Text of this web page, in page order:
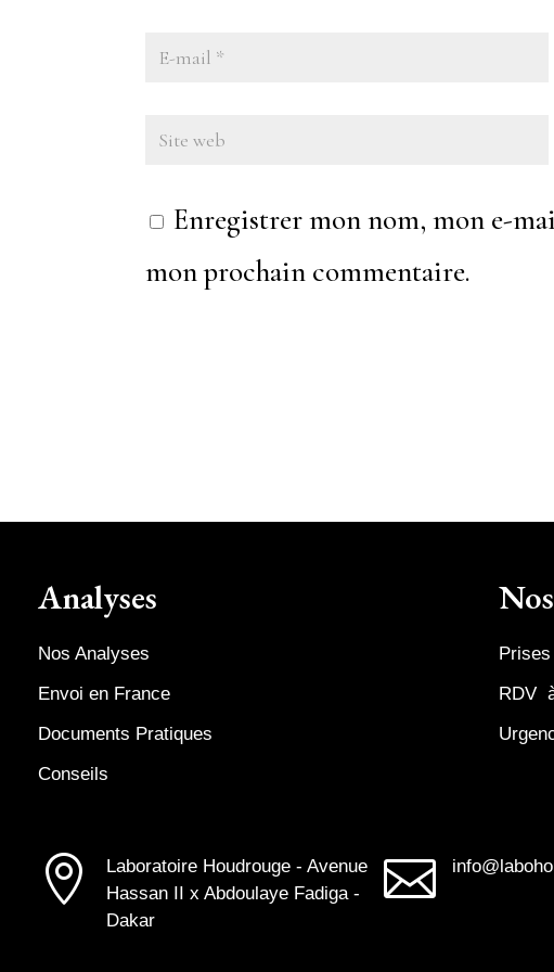
Enregistrer mon nom, mon e-
mon prochain commentaire.
Analyses
Nos Analyses
Envoi en France
Documents Pratiques
Conseils
RDV

Laboratoire Houdrouge - Avenue
Hassan II x Abdoulaye Fadiga -
Dakar
